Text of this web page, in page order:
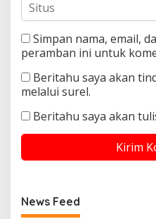
Simpan nama, email,
peramban ini untuk
Beritahu saya akan
melalui surel.
Beritahu saya akan
News Feed